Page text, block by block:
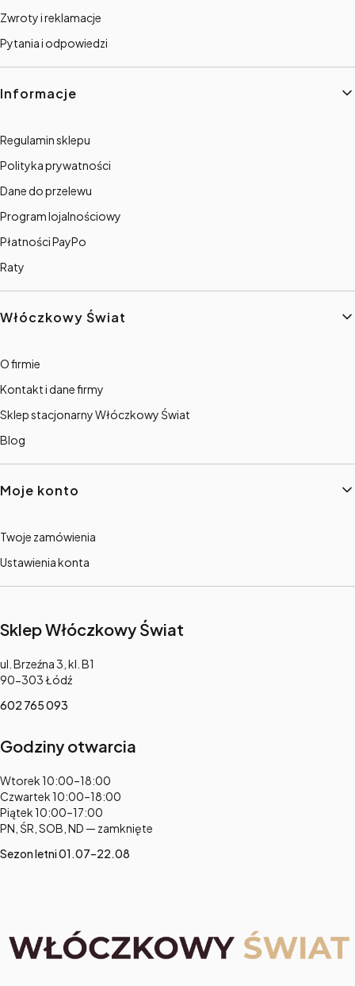
Zwroty i reklamacje
Pytania i odpowiedzi
Informacje
Regulamin sklepu
Polityka prywatności
Dane do przelewu
Program lojalnościowy
Płatności PayPo
Raty
Włóczkowy Świat
O firmie
Kontakt i dane firmy
Sklep stacjonarny Włóczkowy Świat
Blog
Moje konto
Twoje zamówienia
Ustawienia konta
Sklep Włóczkowy Świat
Adres:
ul. Brzeźna 3, kl. B1
90-303 Łódź
602 765 093
Godziny otwarcia
Adres:
Wtorek 10:00–18:00
Czwartek 10:00–18:00
Piątek 10:00–17:00
PN, ŚR, SOB, ND — zamknięte
Sezon letni 01.07–22.08